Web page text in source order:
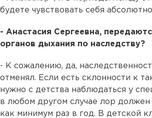
будете чувствовать себя
- Анастасия Сергеевна,
органов дыхания по наследству?
- К сожалению, да,
отменял. Если есть склонности к
нужно с детства наблюдаться у
в любом другом случае лор должен
как минимум раз в год. В детской